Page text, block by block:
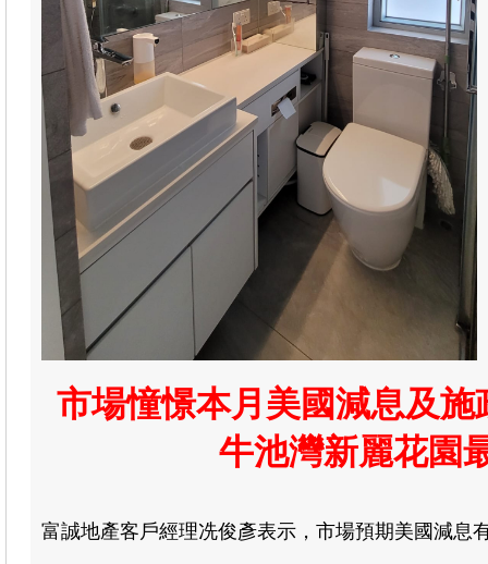
市場憧憬本月美國減息及
牛池灣新麗花園
富誠地產客戶經理冼俊彥表示，市場預期美國減息